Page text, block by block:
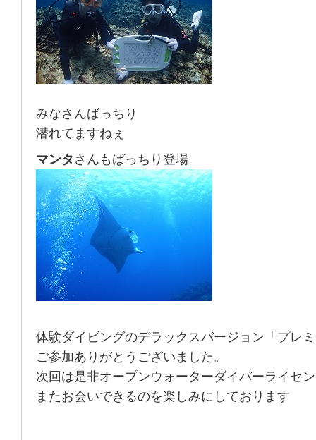
みなさんばっちり
潜れてますねぇ
マンタ さんもばっちり登場
体験ダイビングのデラックスバージョン「プレ
ご参加ありがとうございました。
次回は是非オープンウォーターダイバーライセ
またお会いできるのを楽しみにしております